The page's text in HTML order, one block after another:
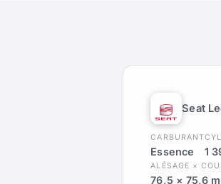
Seat
CARBURANT
Essence 1
ALÉSAGE ×
76,5 × 75,6